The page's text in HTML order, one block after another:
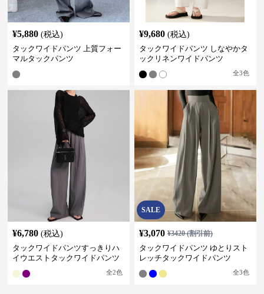
¥5,880 (税込)
タックワイドパンツ 上質フォー
マルタックパンツ
¥9,680 (税込)
タックワイドパンツ しなやかタ
ックリネンワイドパンツ
全3色
¥6,780 (税込)
タックワイドパンツすっきりハ
イウエストタックワイドパンツ
全2色
SALE
¥3,070 ¥3420(割引前)
タックワイドパンツ ゆとりスト
レッチタックワイドパンツ
全3色